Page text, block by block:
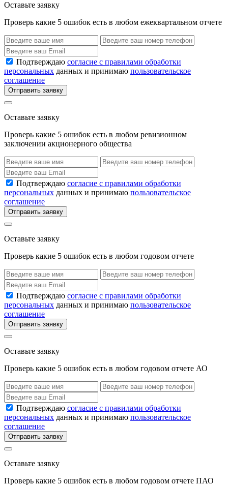
Оставьте заявку
Проверь какие 5 ошибок есть в любом ежеквартальном отчете
Подтверждаю согласие с правилами обработки
персональных данных и принимаю пользовательское
соглашение
Отправить заявку
Оставьте заявку
Проверь какие 5 ошибок есть в любом ревизионном
заключении акционерного общества
Подтверждаю согласие с правилами обработки
персональных данных и принимаю пользовательское
соглашение
Отправить заявку
Оставьте заявку
Проверь какие 5 ошибок есть в любом годовом отчете
Подтверждаю согласие с правилами обработки
персональных данных и принимаю пользовательское
соглашение
Отправить заявку
Оставьте заявку
Проверь какие 5 ошибок есть в любом годовом отчете АО
Подтверждаю согласие с правилами обработки
персональных данных и принимаю пользовательское
соглашение
Отправить заявку
Оставьте заявку
Проверь какие 5 ошибок есть в любом годовом отчете ПАО